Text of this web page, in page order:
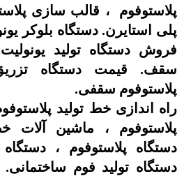
پلاستوفوم ، قالب سازی
پلی استایرن. دستگاه بلوکر
فروش دستگاه تولید
سقف. قیمت دستگاه
پلاستوفوم سقفی.
راه اندازی خط تولید
پلاستوفوم ، ماشین آلات
دستگاه پلاستوفوم ،
دستگاه تولید فوم